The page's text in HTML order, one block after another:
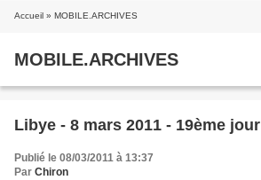
Accueil » MOBILE.ARCHIVES
MOBILE.ARCHIVES
Libye - 8 mars 2011 - 19ème jour
Publié le 08/03/2011 à 13:37
Par Chiron